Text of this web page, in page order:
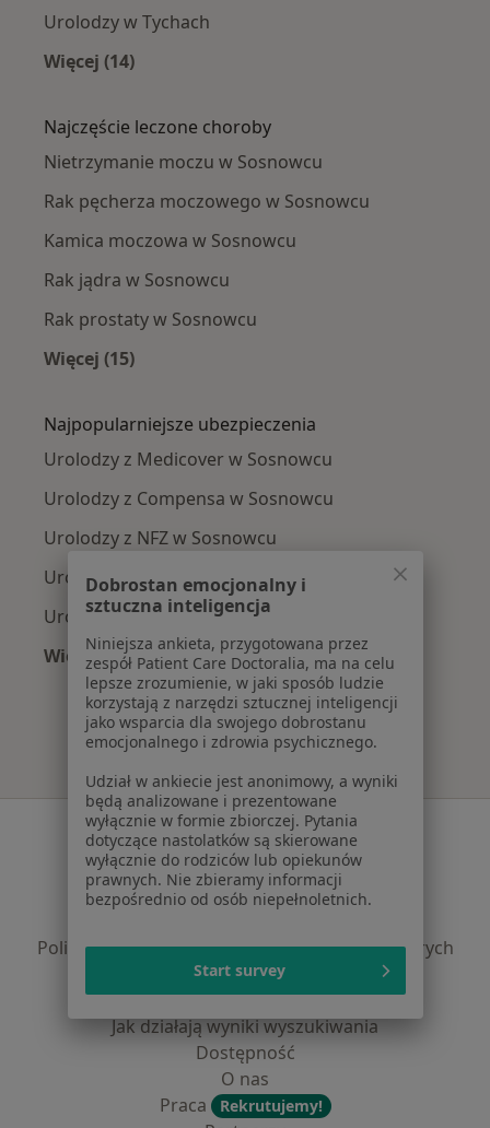
Urolodzy w Tychach
Więcej (14)
Najczęście leczone choroby
Nietrzymanie moczu w Sosnowcu
Rak pęcherza moczowego w Sosnowcu
Kamica moczowa w Sosnowcu
Rak jądra w Sosnowcu
Rak prostaty w Sosnowcu
Więcej (15)
Najpopularniejsze ubezpieczenia
Urolodzy z Medicover w Sosnowcu
Urolodzy z Compensa w Sosnowcu
Urolodzy z NFZ w Sosnowcu
Urolodzy z PZU Zdrowie w Sosnowcu
Urolodzy z Allianz w Sosnowcu
Więcej (10)
Więcej w kategorii: Najpopularniejsze
Serwis
Regulamin
Polityka prywatności pacjentów
Polityka prywatności dla profesjonalistów, których
dane pozyskaliśmy samodzielnie
Polityka cookies
Jak działają wyniki wyszukiwania
Dostępność
O nas
Praca
Rekrutujemy!
Dobrostan emocjonalny i
sztuczna inteligencja
Niniejsza ankieta, przygotowana przez
zespół Patient Care Doctoralia, ma na celu
lepsze zrozumienie, w jaki sposób ludzie
korzystają z narzędzi sztucznej inteligencji
jako wsparcia dla swojego dobrostanu
emocjonalnego i zdrowia psychicznego.
Udział w ankiecie jest anonimowy, a wyniki
będą analizowane i prezentowane
wyłącznie w formie zbiorczej. Pytania
dotyczące nastolatków są skierowane
wyłącznie do rodziców lub opiekunów
prawnych. Nie zbieramy informacji
bezpośrednio od osób niepełnoletnich.
Start survey